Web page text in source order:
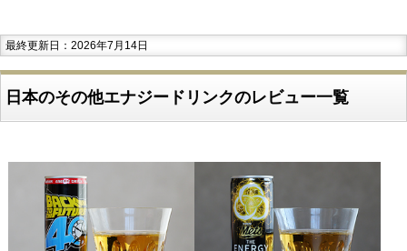
最終更新日：2026年7月14日
日本のその他エナジードリンクのレビュー一覧